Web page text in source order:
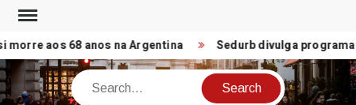
Skip
contentaos 68 anos na Argentina Sedurb divulga
Search